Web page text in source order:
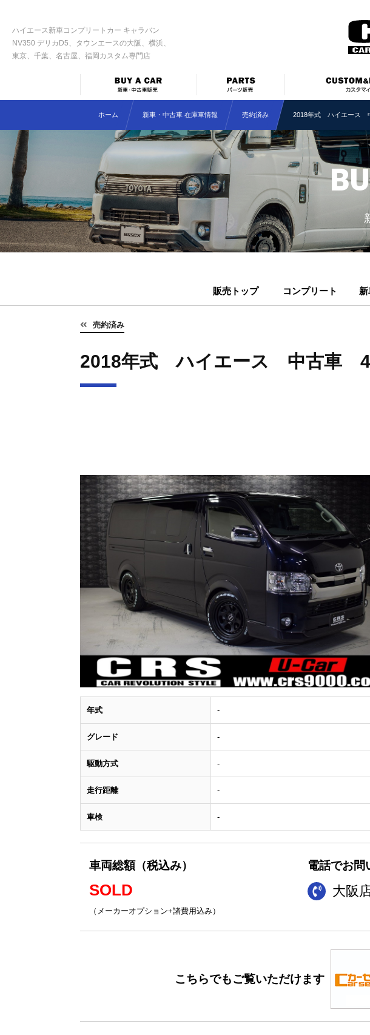
ハイエース新車コンプリートカー キャラバン
NV350 デリカD5、タウンエースの大阪、横浜、
東京、千葉、名古屋、福岡カスタム専門店
ホーム 新車・中古車 在庫車情報 売約済み 2018年式 ハイエース
販売トップ コンプリート
売約済み
2018年式 ハイエース 中古車
年式 -
グレード -
駆動方式 -
走行距離 -
車検 -
車両総額（税込み）
SOLD
（メーカーオプション+諸費用込み）
電話でお問
大阪
こちらでもご覧いただけます